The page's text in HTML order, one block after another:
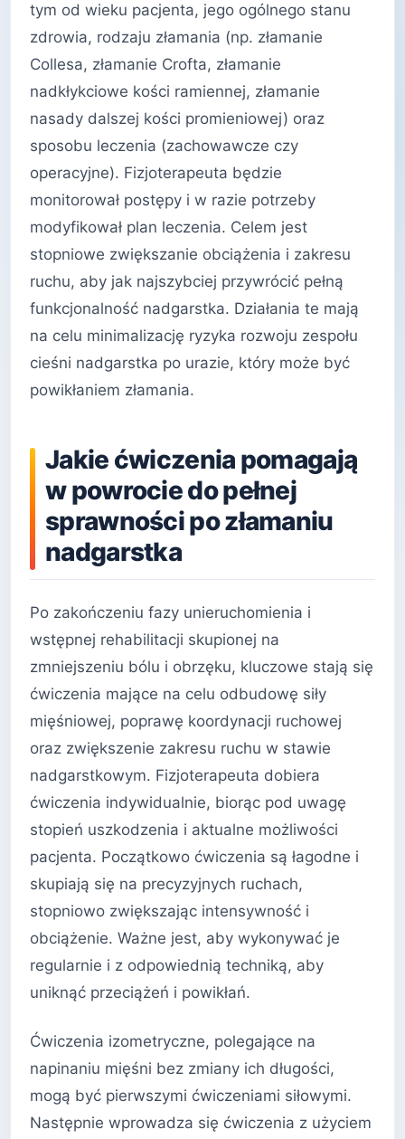
tym od wieku pacjenta, jego ogólnego stanu
zdrowia, rodzaju złamania (np. złamanie
Collesa, złamanie Crofta, złamanie
nadkłykciowe kości ramiennej, złamanie
nasady dalszej kości promieniowej) oraz
sposobu leczenia (zachowawcze czy
operacyjne). Fizjoterapeuta będzie
monitorował postępy i w razie potrzeby
modyfikował plan leczenia. Celem jest
stopniowe zwiększanie obciążenia i zakresu
ruchu, aby jak najszybciej przywrócić pełną
funkcjonalność nadgarstka. Działania te mają
na celu minimalizację ryzyka rozwoju zespołu
cieśni nadgarstka po urazie, który może być
powikłaniem złamania.
Jakie ćwiczenia pomagają
w powrocie do pełnej
sprawności po złamaniu
nadgarstka
Po zakończeniu fazy unieruchomienia i
wstępnej rehabilitacji skupionej na
zmniejszeniu bólu i obrzęku, kluczowe stają się
ćwiczenia mające na celu odbudowę siły
mięśniowej, poprawę koordynacji ruchowej
oraz zwiększenie zakresu ruchu w stawie
nadgarstkowym. Fizjoterapeuta dobiera
ćwiczenia indywidualnie, biorąc pod uwagę
stopień uszkodzenia i aktualne możliwości
pacjenta. Początkowo ćwiczenia są łagodne i
skupiają się na precyzyjnych ruchach,
stopniowo zwiększając intensywność i
obciążenie. Ważne jest, aby wykonywać je
regularnie i z odpowiednią techniką, aby
uniknąć przeciążeń i powikłań.
Ćwiczenia izometryczne, polegające na
napinaniu mięśni bez zmiany ich długości,
mogą być pierwszymi ćwiczeniami siłowymi.
Następnie wprowadza się ćwiczenia z użyciem